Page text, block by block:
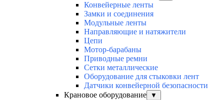
Конвейерные ленты
Замки и соединения
Модульные ленты
Направляющие и натяжители
Цепи
Мотор-барабаны
Приводные ремни
Сетки металлические
Оборудование для стыковки лент
Датчики конвейерной безопасности
Крановое оборудование
▼